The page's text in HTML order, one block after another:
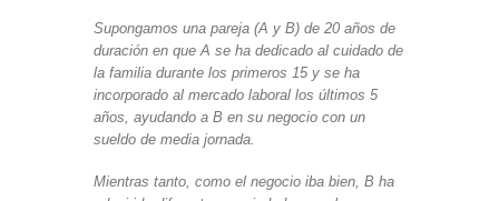
Supongamos una pareja (A y B) de 20 años de
duración en que A se ha dedicado al cuidado de
la familia durante los primeros 15 y se ha
incorporado al mercado laboral los últimos 5
años, ayudando a B en su negocio con un
sueldo de media jornada.
Mientras tanto, como el negocio iba bien, B ha